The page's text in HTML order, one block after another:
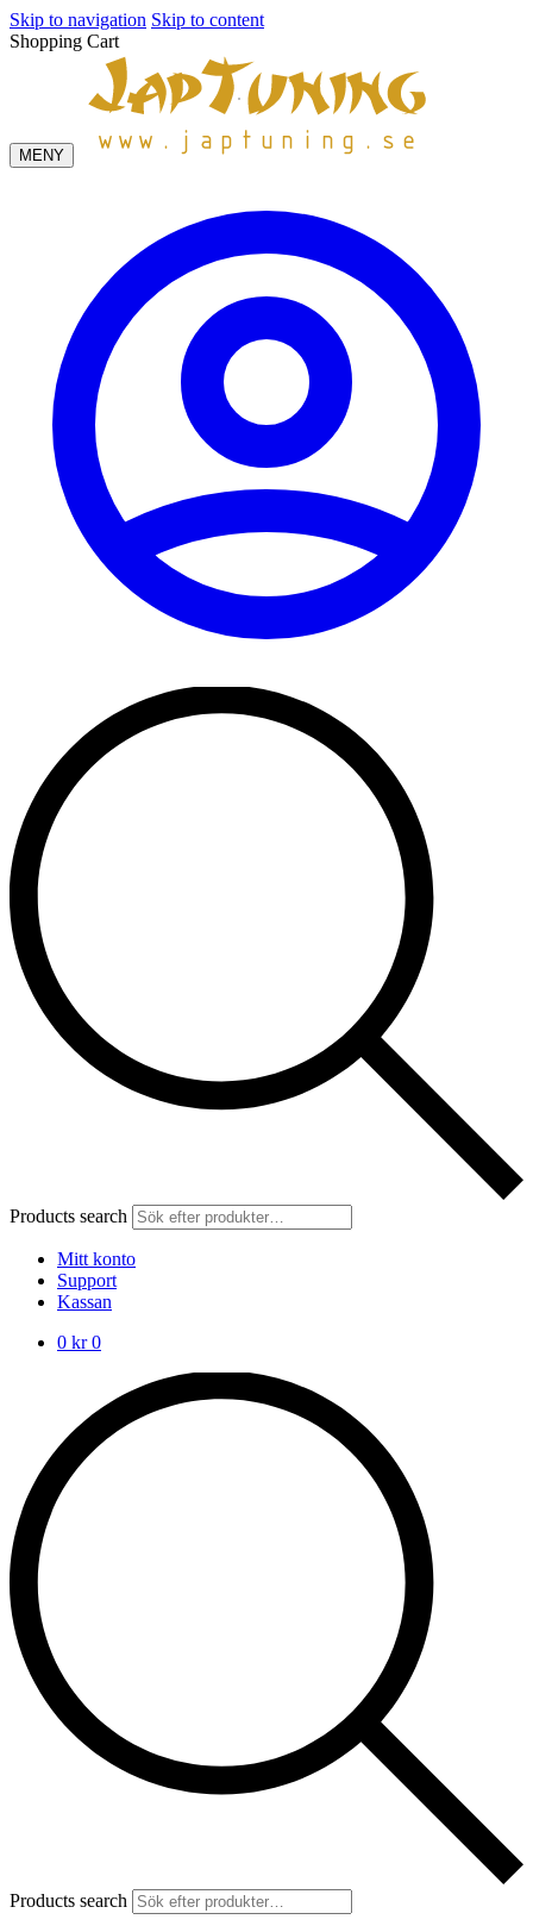
Skip to navigation Skip to content
Shopping Cart
MENY
Products search
Mitt konto
Support
Kassan
0 kr 0
Products search